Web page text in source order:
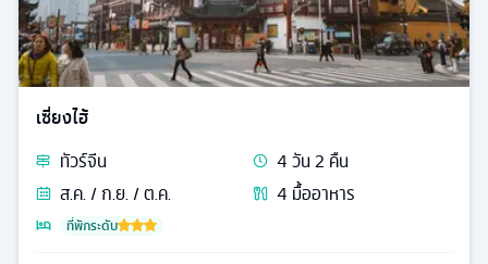
เซี่ยงไฮ้
ทัวร์จีน 4วัน2 คืน
ส.ค. / ก.ย. / ต.ค.
4 มื้ออาหาร
ที่พักระดับ